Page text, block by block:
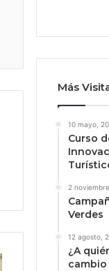
Más
10 mayo,
Curso
2
Verdes
12 agosto,
¿A